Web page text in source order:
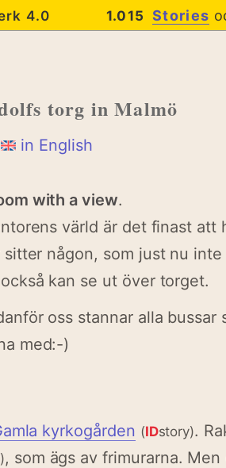
4.0 1.015 Stories
torg in Malmö
in English
with a view.
värld är det finast att
sitter någon, som just nu
kan se ut över torget.
oss stannar alla bussar
med:-)
kyrkogården (IDstory).
, som ägs av frimurarna.